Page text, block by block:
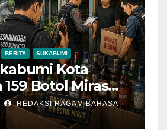
BERITA SUKABUMI
Kota
Botol Miras
Lokasi dalam
REDAKSI RAGAM BAHASA